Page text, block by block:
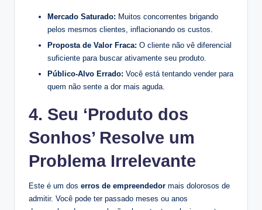
Mercado Saturado: Muitos concorrentes brigando
pelos mesmos clientes, inflacionando os custos.
Proposta de Valor Fraca: O cliente não vê diferencial
suficiente para buscar ativamente seu produto.
Público-Alvo Errado: Você está tentando vender para
quem não sente a dor mais aguda.
4. Seu ‘Produto dos
Sonhos’ Resolve um
Problema Irrelevante
Este é um dos erros de empreendedor mais dolorosos de
admitir. Você pode ter passado meses ou anos